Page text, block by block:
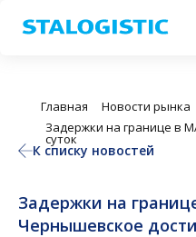
Главная
Новости рынка
Задержки на границе в
суток
К списку новостей
Задержки на
Чернышевское